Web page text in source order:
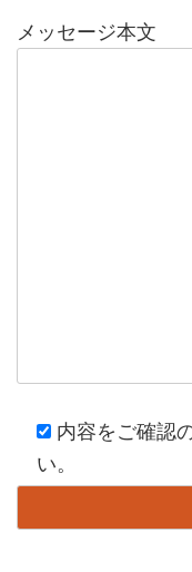
メッセージ本文
内容をご確認
い。